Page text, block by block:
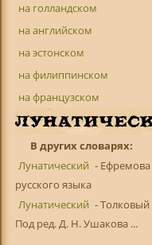
на голландском
на английском
на эстонском
на филиппинском
на французском
В других словарях:
Лунатический -
русского языка
Лунатический - Толковый
Под ред. Д. Н. Ушакова ...